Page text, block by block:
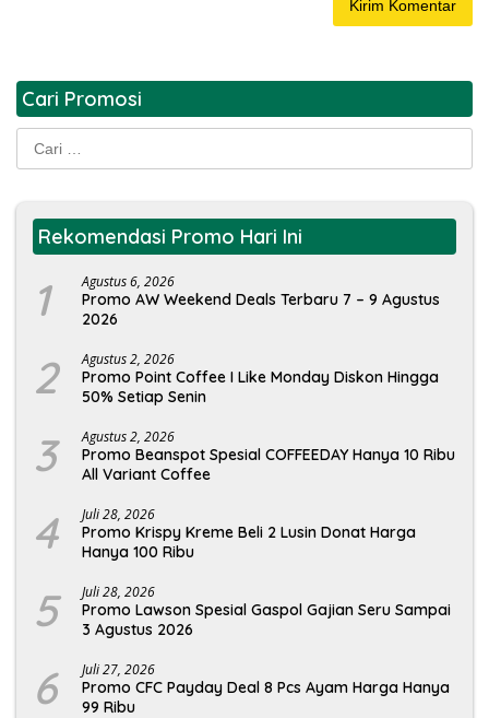
Cari Promosi
Rekomendasi Promo Hari Ini
1 Agustus 6, 2026
Promo AW Weekend Deals Terbaru 7 – 9 Agustus
2026
2 Agustus 2, 2026
Promo Point Coffee I Like Monday Diskon Hingga
50% Setiap Senin
3 Agustus 2, 2026
Promo Beanspot Spesial COFFEEDAY Hanya 10 Ribu
All Variant Coffee
4 Juli 28, 2026
Promo Krispy Kreme Beli 2 Lusin Donat Harga
Hanya 100 Ribu
5 Juli 28, 2026
Promo Lawson Spesial Gaspol Gajian Seru Sampai
3 Agustus 2026
6 Juli 27, 2026
Promo CFC Payday Deal 8 Pcs Ayam Harga Hanya
99 Ribu